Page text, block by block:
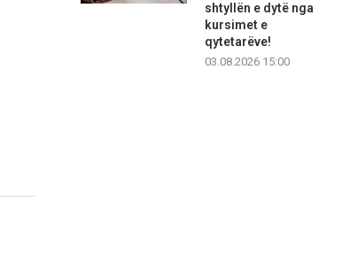
shtyllën e dytë nga
kursimet e
qytetarëve!
03.08.2026 15:00